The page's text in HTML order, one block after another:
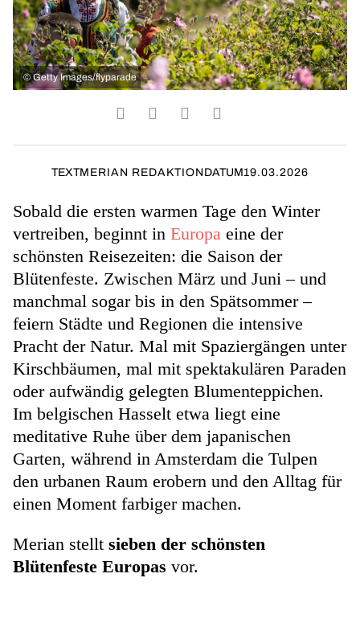
© Getty Images/flyparade
TEXTMERIAN REDAKTION DATUM19.03.2026
Sobald die ersten warmen Tage den Winter
vertreiben, beginnt in Europa eine der
schönsten Reisezeiten: die Saison der
Blütenfeste. Zwischen März und Juni – und
manchmal sogar bis in den Spätsommer –
feiern Städte und Regionen die intensive
Pracht der Natur. Mal mit Spaziergängen unter
Kirschbäumen, mal mit spektakulären Paraden
oder aufwändig gelegten Blumenteppichen.
Im belgischen Hasselt etwa liegt eine
meditative Ruhe über dem japanischen
Garten, während in Amsterdam die Tulpen
den urbanen Raum erobern und den Alltag für
einen Moment farbiger machen.
Merian stellt sieben der schönsten
Blütenfeste Europas vor.